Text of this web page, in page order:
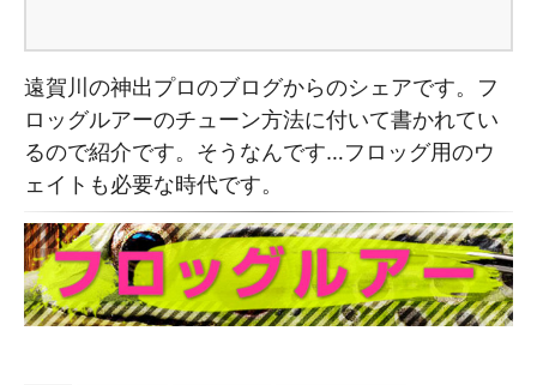
際に使用しているタックルデータを記載しますので参考にして
してクビ振りはしやすくなるので今回はそれを紹介します。
遠賀川の神出プロのブログからのシェアです。フ
ロッグルアーのチューン方法に付いて書かれてい
るので紹介です。そうなんです…フロッグ用のウ
ェイトも必要な時代です。